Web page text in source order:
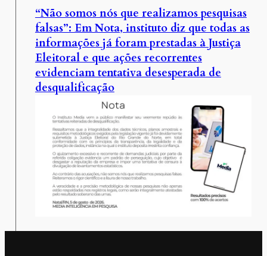
“Não somos nós que realizamos pesquisas
falsas”: Em Nota, instituto diz que todas as
informações já foram prestadas à Justiça
Eleitoral e que ações recorrentes
evidenciam tentativa desesperada de
desqualificação